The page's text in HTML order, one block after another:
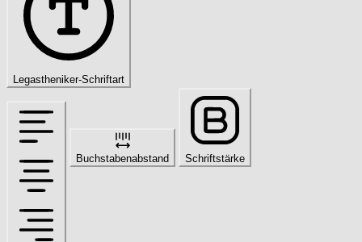
Legastheniker-Schriftart
Buchstabenabstand Schriftstärke